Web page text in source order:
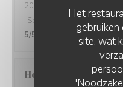
Het
site, wat
2026-05-28
Service
/5 Atmosfeer:5
5/5
Ho Fung